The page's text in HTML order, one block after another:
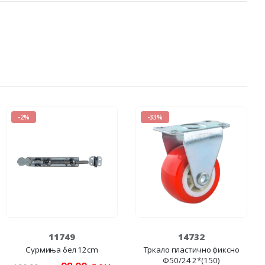
-2%
11749
Сурмиња бел 12cm
-33%
14732
Тркало пластично фиксно
Ф50/24 2*(150)